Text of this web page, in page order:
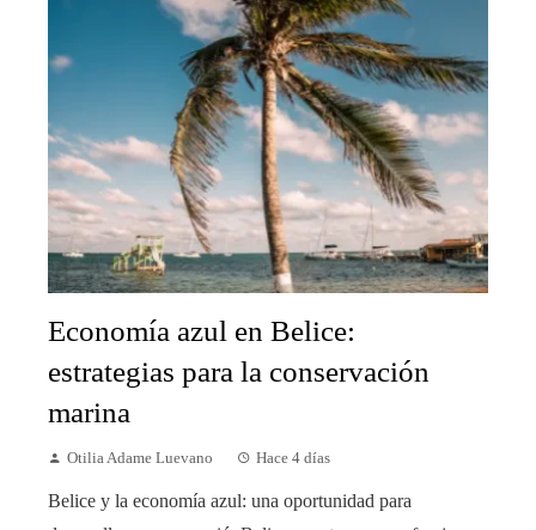
Economía azul en Belice:
estrategias para la conservación
marina
Otilia Adame Luevano Hace 4 días
Belice y la economía azul: una oportunidad para